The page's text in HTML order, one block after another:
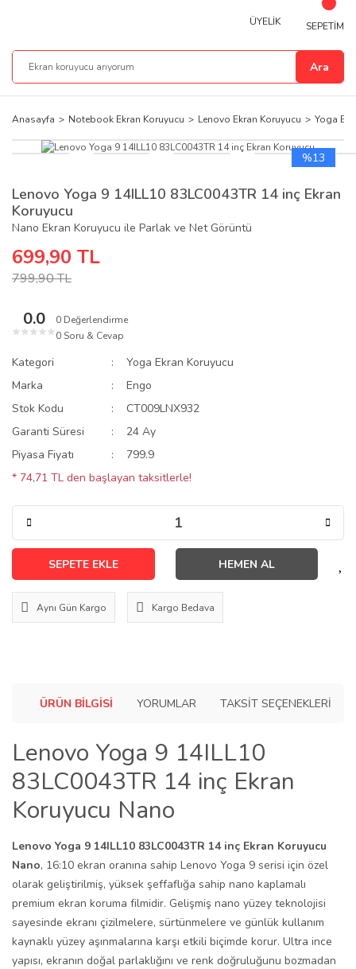
Ara
ÜYELİK SEPETİM
Anasayfa Notebook Ekran Koruyucu Lenovo Ekran Koruyucu Yoga
%13
Lenovo Yoga 9 14ILL10 83LC0043TR 14 inç Ekran
Koruyucu
Nano Ekran Koruyucu ile Parlak ve Net Görüntü
699,90 TL
799,90 TL
0.0
★ ★ ★ ★ ★
0 Değerlendirme
0 Soru & Cevap
Kategori
Yoga Ekran Koruyucu
Marka
Engo
Stok Kodu
CT009LNX932
Garanti Süresi
24 Ay
Piyasa Fiyatı
799.9
* 74,71 TL den başlayan taksitlerle!
SEPETE EKLE HEMEN AL
Aynı Gün Kargo Kargo Bedava
ÜRÜN BILGISI YORUMLAR TAKSIT SEÇENEKLERI
Lenovo Yoga 9 14ILL10
83LC0043TR 14 inç Ekran
Koruyucu Nano
Lenovo Yoga 9 14ILL10 83LC0043TR 14 inç Ekran Koruyucu
Nano, 16:10 ekran oranına sahip Lenovo Yoga 9 serisi için özel
olarak geliştirilmiş, yüksek şeffaflığa sahip nano kaplamalı
premium ekran koruma filmidir. Gelişmiş nano yüzey teknolojisi
sayesinde ekranı çizilmelere, sürtünmelere ve günlük kullanım
kaynaklı yüzey aşınmalarına karşı etkili biçimde korur. Ultra ince
yapısı, ekranın doğal parlaklığını ve renk doğruluğunu bozmadan